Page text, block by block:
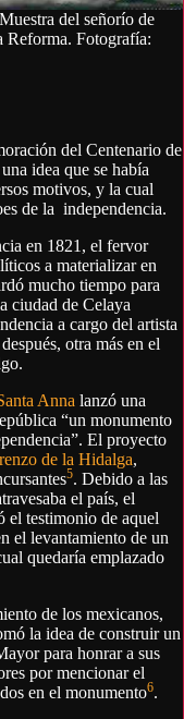
del señorío de
Reforma. Fotografía:
del Centenario de
idea que se había
motivos, y la cual
de la independencia.
en 1821, el fervor
a materializar en
mucho tiempo para
ciudad de Celaya
a cargo del artista
otra más en el
Anna lanzó una
“un monumento
El proyecto
de la Hidalga,
5. Debido a las
el país, el
el testimonio de aquel
el levantamiento de un
quedaría emplazado
de los mexicanos,
la idea de construir un
para honrar a sus
por mencionar el
en el monumento6.